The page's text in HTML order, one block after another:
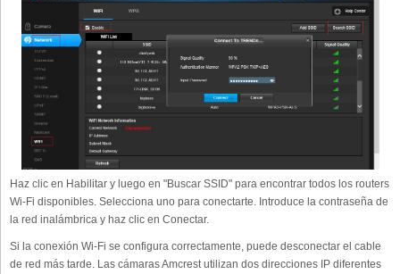
Haz clic en Habilitar y luego en "Buscar SSID" para encontrar todos los routers
Wi-Fi disponibles. Selecciona uno para conectarte. Introduce la contraseña de
la red inalámbrica y haz clic en Conectar.
Si la conexión Wi-Fi se configura correctamente, puede desconectar el cable
de red más tarde. Las cámaras Amcrest utilizan dos direcciones IP diferentes